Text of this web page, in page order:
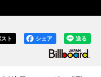
送る
シェア
スト